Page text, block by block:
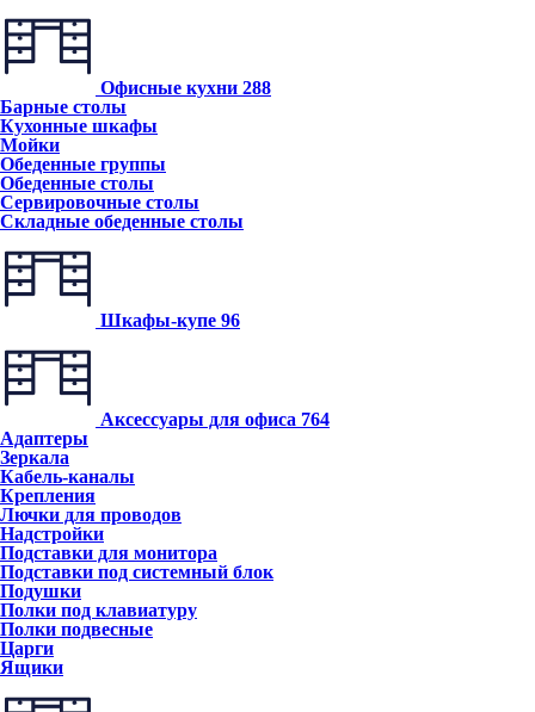
Офисные кухни 288
Барные столы
Кухонные шкафы
Мойки
Обеденные группы
Обеденные столы
Сервировочные столы
Складные обеденные столы
Шкафы-купе 96
Аксессуары для офиса 764
Адаптеры
Зеркала
Кабель-каналы
Крепления
Лючки для проводов
Надстройки
Подставки для монитора
Подставки под системный блок
Подушки
Полки под клавиатуру
Полки подвесные
Царги
Ящики